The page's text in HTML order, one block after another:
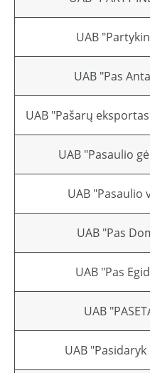
UAB
UAB "Pas
UAB "Pašarų
UAB "Pasaulio
UAB "Pasaulio
UAB "Pas
UAB "Pas
UAB
UAB